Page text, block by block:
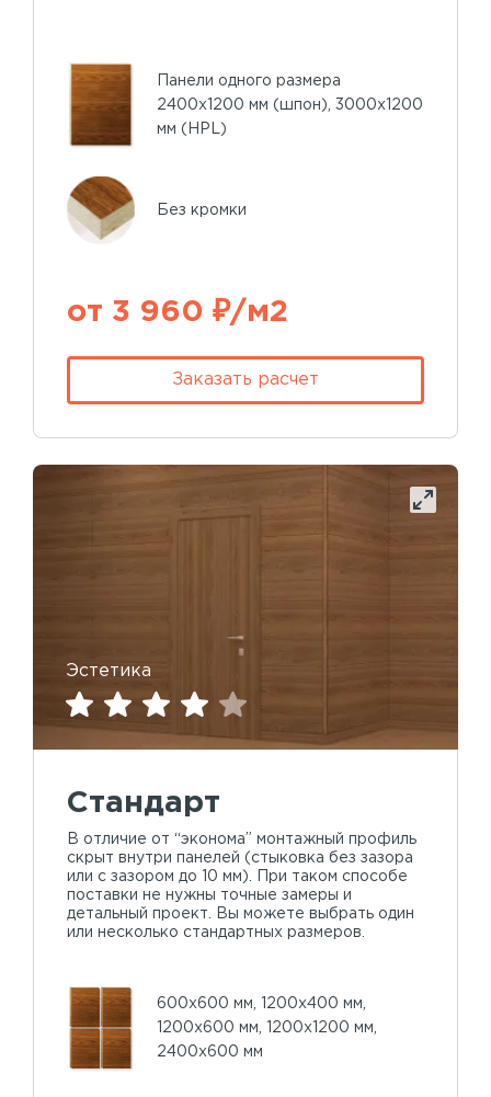
Панели одного размера
2400х1200 мм (шпон), 3000х1200
мм (HPL)
Без кромки
от 3 960 ₽/м2
Заказать расчет
Эстетика
Стандарт
В отличие от “эконома” монтажный профиль
скрыт внутри панелей (стыковка без зазора
или с зазором до 10 мм). При таком способе
поставки не нужны точные замеры и
детальный проект. Вы можете выбрать один
или несколько стандартных размеров.
600х600 мм, 1200х400 мм,
1200х600 мм, 1200х1200 мм,
2400х600 мм